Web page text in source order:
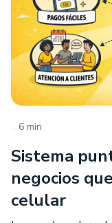
. 6 min
Sistema
negocios
celular